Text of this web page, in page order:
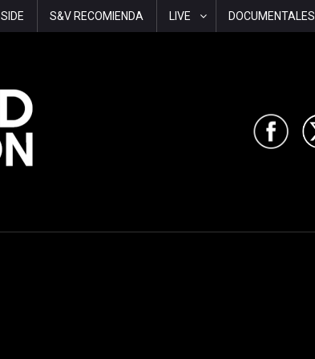
S&V RECOMIENDA LIVE DOCUMENTALES